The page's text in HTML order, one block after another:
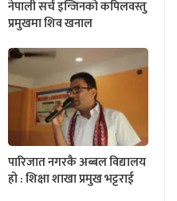
नेपाली सर्च इन्जिनको कपिलवस्तु
प्रमुखमा शिव खनाल
पारिजात नगरकै अब्बल विद्यालय
हो : शिक्षा शाखा प्रमुख भट्टराई